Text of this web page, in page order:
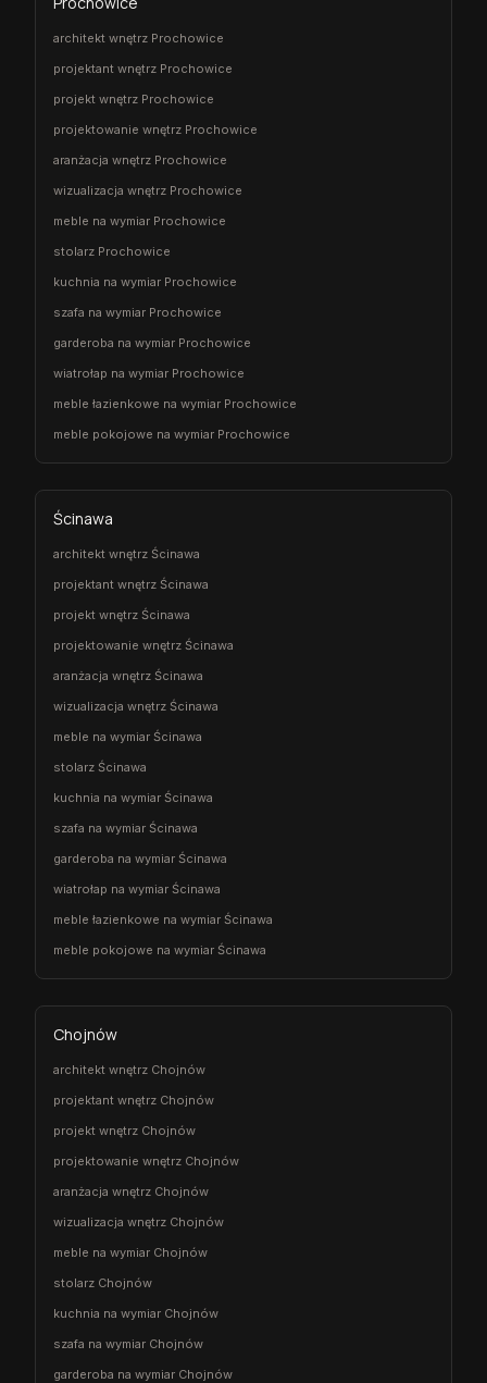
architekt wnętrz Prochowice
projektant wnętrz Prochowice
projekt wnętrz Prochowice
projektowanie wnętrz Prochowice
aranżacja wnętrz Prochowice
wizualizacja wnętrz Prochowice
meble na wymiar Prochowice
stolarz Prochowice
kuchnia na wymiar Prochowice
szafa na wymiar Prochowice
garderoba na wymiar Prochowice
wiatrołap na wymiar Prochowice
meble łazienkowe na wymiar Prochowice
meble pokojowe na wymiar Prochowice
Ścinawa
architekt wnętrz Ścinawa
projektant wnętrz Ścinawa
projekt wnętrz Ścinawa
projektowanie wnętrz Ścinawa
aranżacja wnętrz Ścinawa
wizualizacja wnętrz Ścinawa
meble na wymiar Ścinawa
stolarz Ścinawa
kuchnia na wymiar Ścinawa
szafa na wymiar Ścinawa
garderoba na wymiar Ścinawa
wiatrołap na wymiar Ścinawa
meble łazienkowe na wymiar Ścinawa
meble pokojowe na wymiar Ścinawa
Chojnów
architekt wnętrz Chojnów
projektant wnętrz Chojnów
projekt wnętrz Chojnów
projektowanie wnętrz Chojnów
aranżacja wnętrz Chojnów
wizualizacja wnętrz Chojnów
meble na wymiar Chojnów
stolarz Chojnów
kuchnia na wymiar Chojnów
szafa na wymiar Chojnów
garderoba na wymiar Chojnów